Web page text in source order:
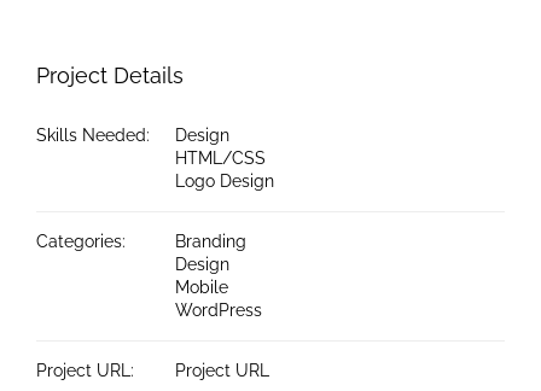
Project Details
Skills Needed:
Design
HTML/CSS
Logo Design
Categories:
Branding
Design
Mobile
WordPress
Project URL: Project URL